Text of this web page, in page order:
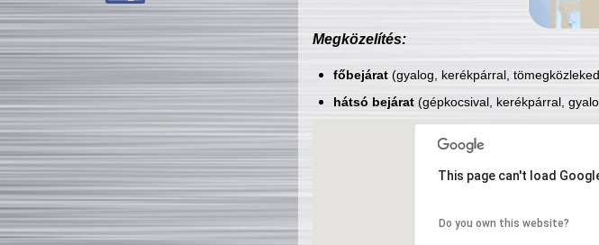
Megközelítés:
főbejárat(gyalog, kerékpárral,
hátsó bejárat(gépkocsival, kerékpárral,
This page can't load
Do you own this website?